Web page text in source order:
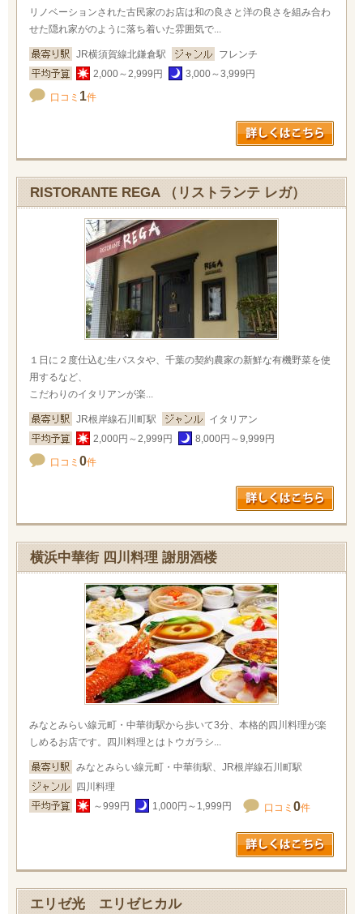
リノベーションされた古民家のお店は和の良さと洋の良さを組み合わ
せた隠れ家がのように落ち着いた雰囲気で...
JR横須賀線北鎌倉駅
フレンチ
2,000～2,999円
3,000～3,999円
口コミ 1件
RISTORANTE REGA （リストランテ レガ）
１日に２度仕込む生パスタや、千葉の契約農家の新鮮な有機野菜を使
用するなど、
こだわりのイタリアンが楽...
JR根岸線石川町駅
イタリアン
2,000円～2,999円
8,000円～9,999円
口コミ 0件
横浜中華街 四川料理 謝朋酒楼
みなとみらい線元町・中華街駅から歩いて3分、本格的四川料理が楽
しめるお店です。四川料理とはトウガラシ...
みなとみらい線元町・中華街駅、JR根岸線石川町駅
四川料理
～999円
1,000円～1,999円 口コミ 0件
エリゼ光 エリゼヒカル